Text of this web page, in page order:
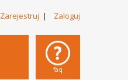
Zarejestruj | Zaloguj
faq